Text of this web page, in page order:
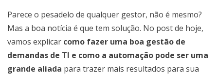
Parece o pesadelo de qualquer gestor, não é mesmo?
Mas a boa notícia é que tem solução. No post de hoje,
vamos explicar como fazer uma boa gestão de
demandas de TI e como a automação pode ser uma
grande aliada para trazer mais resultados para sua